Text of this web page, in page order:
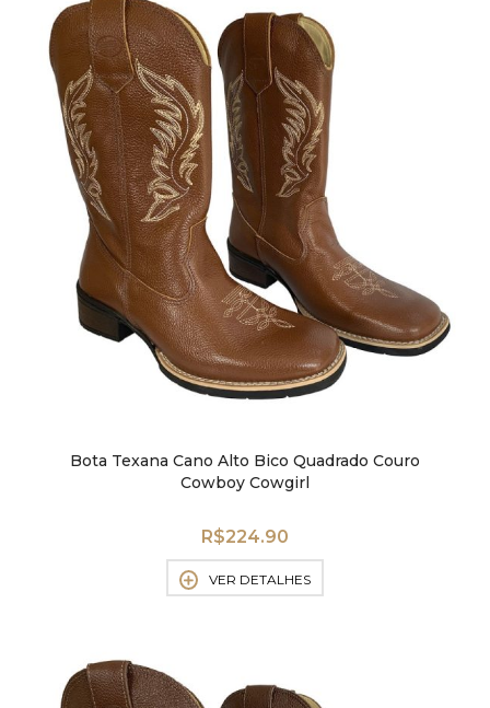
Sapatos
Sapatênis
Sandálias
Chuteiras
Perneiras
Bota Texana Cano Alto Bico Quadrado Couro
Cowboy Cowgirl
R$224.90
VER DETALHES